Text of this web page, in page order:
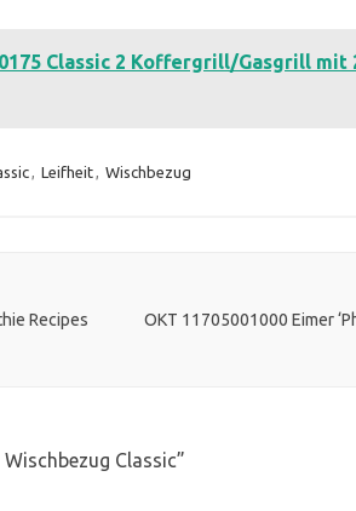
Classic 2 Koffergrill/Gasgrill mit
, Leifheit, Wischbezug
Recipes
OKT 11705001000 Eimer
Classic”